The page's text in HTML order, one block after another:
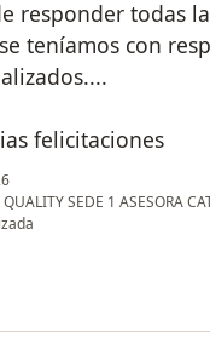
responder todas
teníamos con
felicitaciones
SEDE 1 ASESORA
Zharick Lorena Ducuara